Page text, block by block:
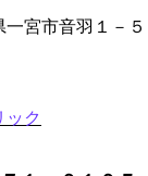
宮市音羽１－
ク